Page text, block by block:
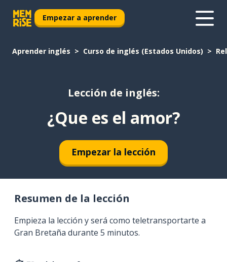
Empezar a aprender
Aprender inglés Curso de inglés (Estados Unidos)
Lección de inglés:
¿Que es el amor?
Empezar la lección
Resumen de la lección
Empieza la lección y será como teletransportarte a
Gran Bretaña durante 5 minutos.